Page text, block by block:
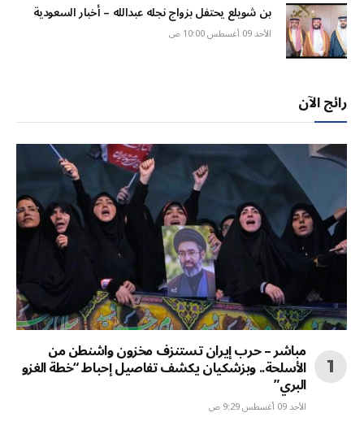
بن شويلع يحتفل بزواج نجله عبدالله – أخبار السعودية
الأحد 09 أغسطس 10:00 ص
رائج الآن
مباشر – حرب إيران تستنزف مخزون واشنطن من
الأسلحة.. وبزشكيان يكشف تفاصيل إحباط “خطة الغزو
البري”
الأحد 09 أغسطس 9:29 ص